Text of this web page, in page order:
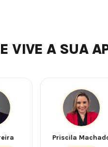
VIVE A SUA
Priscila